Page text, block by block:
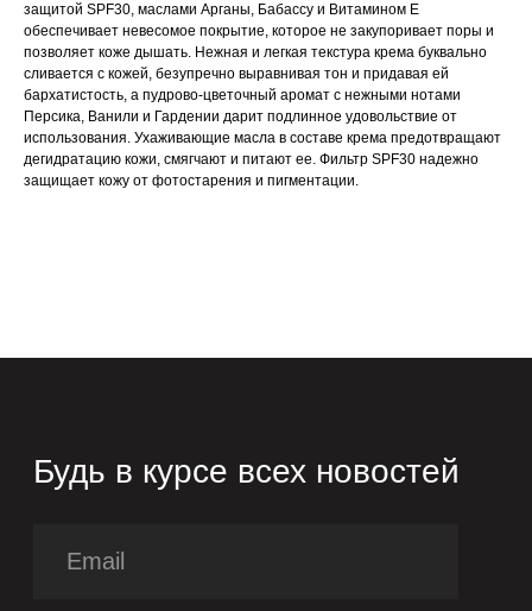
защитой SPF30, маслами Арганы, Бабассу и Витамином Е
обеспечивает невесомое покрытие, которое не закупоривает поры и
позволяет коже дышать. Нежная и легкая текстура крема буквально
сливается с кожей, безупречно выравнивая тон и придавая ей
бархатистость, а пудрово-цветочный аромат с нежными нотами
Персика, Ванили и Гардении дарит подлинное удовольствие от
использования. Ухаживающие масла в составе крема предотвращают
дегидратацию кожи, смягчают и питают ее. Фильтр SPF30 надежно
защищает кожу от фотостарения и пигментации.
КАТАЛОГ
info@zeitun.com
Политика конфиденциальности
Согласие на обработку ПД